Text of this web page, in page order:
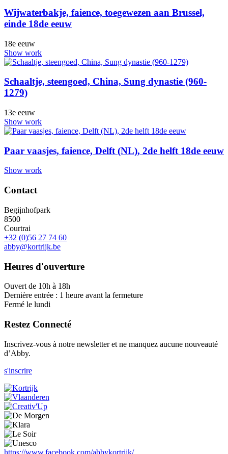
Wijwaterbakje, faience, toegewezen aan Brussel,
einde 18de eeuw
18e eeuw
Show work
Schaaltje, steengoed, China, Sung dynastie (960-
1279)
13e eeuw
Show work
Paar vaasjes, faience, Delft (NL), 2de helft 18de eeuw
Show work
Contact
Begijnhofpark
8500
Courtrai
+32 (0)56 27 74 60
abby@kortrijk.be
Heures d'ouverture
Ouvert de 10h à 18h
Dernière entrée : 1 heure avant la fermeture
Fermé le lundi
Restez Connecté
Inscrivez-vous à notre newsletter et ne manquez aucune nouveauté
d’Abby.
s'inscrire
https://www.facebook.com/abbykortrijk/